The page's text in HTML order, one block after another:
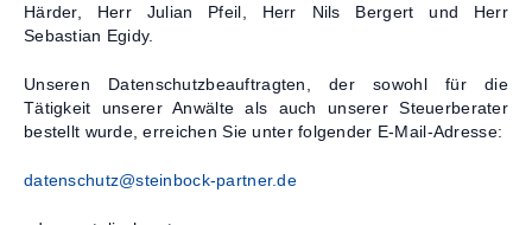
Härder, Herr Julian Pfeil, Herr Nils Bergert und Herr
Sebastian Egidy.
Unseren Datenschutzbeauftragten, der sowohl für die
Tätigkeit unserer Anwälte als auch unserer Steuerberater
bestellt wurde, erreichen Sie unter folgender E-Mail-Adresse:
datenschutz@steinbock-partner.de